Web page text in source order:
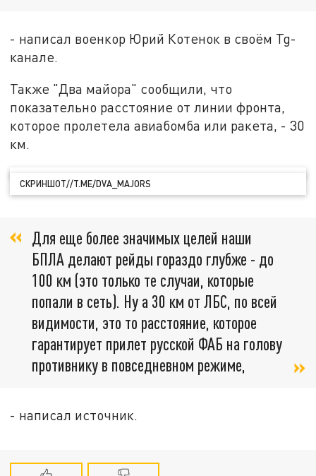
- написал военкор Юрий Котенок в своём Tg-
канале.
Также "Два майора" сообщили, что
показательно расстояние от линии фронта,
которое пролетела авиабомба или ракета, - 30
км.
СКРИНШОТ//T.ME/DVA_MAJORS
Для еще более значимых целей наши
БПЛА делают рейды гораздо глубже - до
100 км (это только те случаи, которые
попали в сеть). Ну а 30 км от ЛБС, по всей
видимости, это то расстояние, которое
гарантирует прилет русской ФАБ на голову
противнику в повседневном режиме,
- написал источник.